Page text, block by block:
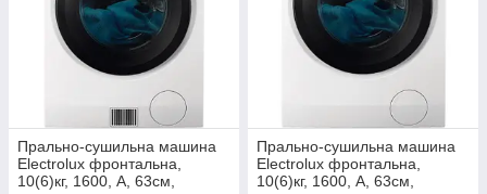
Прально-сушильна машина
Electrolux фронтальна,
10(6)кг, 1600, А, 63см,
Прально-сушильна машина
Electrolux фронтальна,
10(6)кг, 1600, А, 63см,